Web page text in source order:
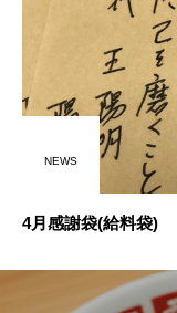
NEWS
4月感謝袋(給料袋)